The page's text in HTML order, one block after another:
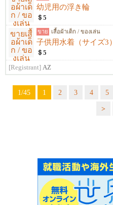
幼児用の浮き輪
＄5
ขาย เสื้อผ้าเด็ก / ของเล่น
子供用水着（サイズ3）
＄5
[Registrant] AZ
1/45 1 2 3 4 5
>